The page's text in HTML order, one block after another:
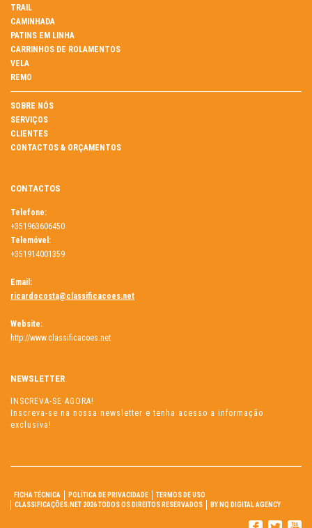
TRAIL
CAMINHADA
PATINS EM LINHA
CARRINHOS DE ROLAMENTOS
VELA
REMO
SOBRE NÓS
SERVIÇOS
CLIENTES
CONTACTOS & ORÇAMENTOS
CONTACTOS
Telefone:
+351963606450
Telemóvel:
+351914001359
Email:
ricardocosta@classificacoes.net
Website:
http://www.classificacoes.net
NEWSLETTER
INSCREVA-SE AGORA!
Inscreva-se na nossa newsletter e tenha acesso a informação
exclusiva!
FICHA TÉCNICA POLÍTICA DE PRIVACIDADE
TERMOS DE USO
CLASSIFICAÇÕES.NET 2026 TODOS OS DIREITOS RESERVADOS
BY NQ DIGITAL AGENCY